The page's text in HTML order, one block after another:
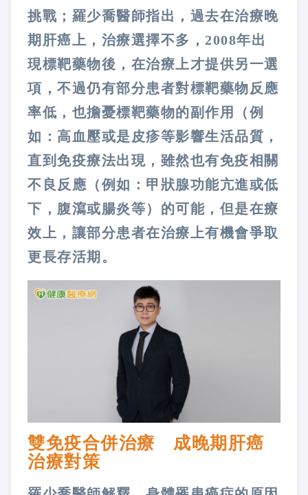
挑戰；羅少喬醫師指出，過去在治療晚
期肝癌上，治療選擇不多，2008年出
現標靶藥物後，在治療上才提供另一選
項，不過仍有部分患者對標靶藥物反應
率低，也擔憂標靶藥物的副作用（例
如：高血壓或是皮疹等影響生活品質，
直到免疫療法出現，雖然也有免疫相關
不良反應（例如：甲狀腺功能亢進或低
下，腹瀉或腸炎等）的可能，但是在療
效上，讓部分患者在治療上有機會爭取
更長存活期。
雙免疫合併治療 成晚期肝癌
治療對策